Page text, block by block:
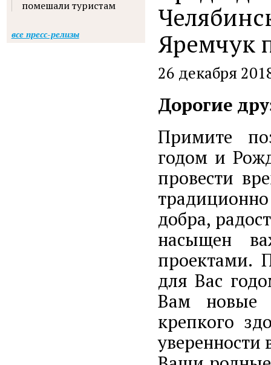
Яремчук
26 декабря
Дорогие
Примите
годом и
провести
добра,
насыщен
проектами.
для Вас
Вам новые
крепкого
уверенности
помешали туристам
все пресс-релизы